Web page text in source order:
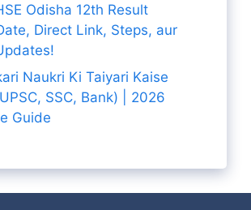
Odisha 12th Result
Direct Link, Steps, aur
Naukri Ki Taiyari Kaise
SSC, Bank) | 2026
Guide